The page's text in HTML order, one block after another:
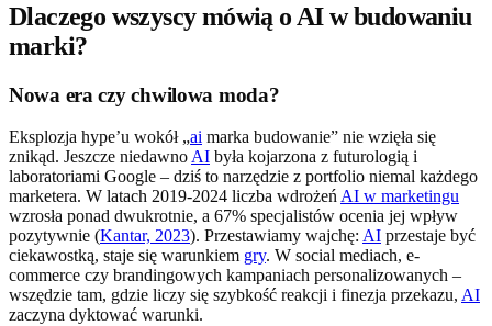
Dlaczego wszyscy mówią o AI w budowaniu
marki?
Nowa era czy chwilowa moda?
Eksplozja hype’u wokół „ai marka budowanie” nie wzięła się
znikąd. Jeszcze niedawno AI była kojarzona z futurologią i
laboratoriami Google – dziś to narzędzie z portfolio niemal każdego
marketera. W latach 2019-2024 liczba wdrożeń AI w marketingu
wzrosła ponad dwukrotnie, a 67% specjalistów ocenia jej wpływ
pozytywnie (Kantar, 2023). Przestawiamy wajchę: AI przestaje być
ciekawostką, staje się warunkiem gry. W social mediach, e-
commerce czy brandingowych kampaniach personalizowanych –
wszędzie tam, gdzie liczy się szybkość reakcji i finezja przekazu, AI
zaczyna dyktować warunki.